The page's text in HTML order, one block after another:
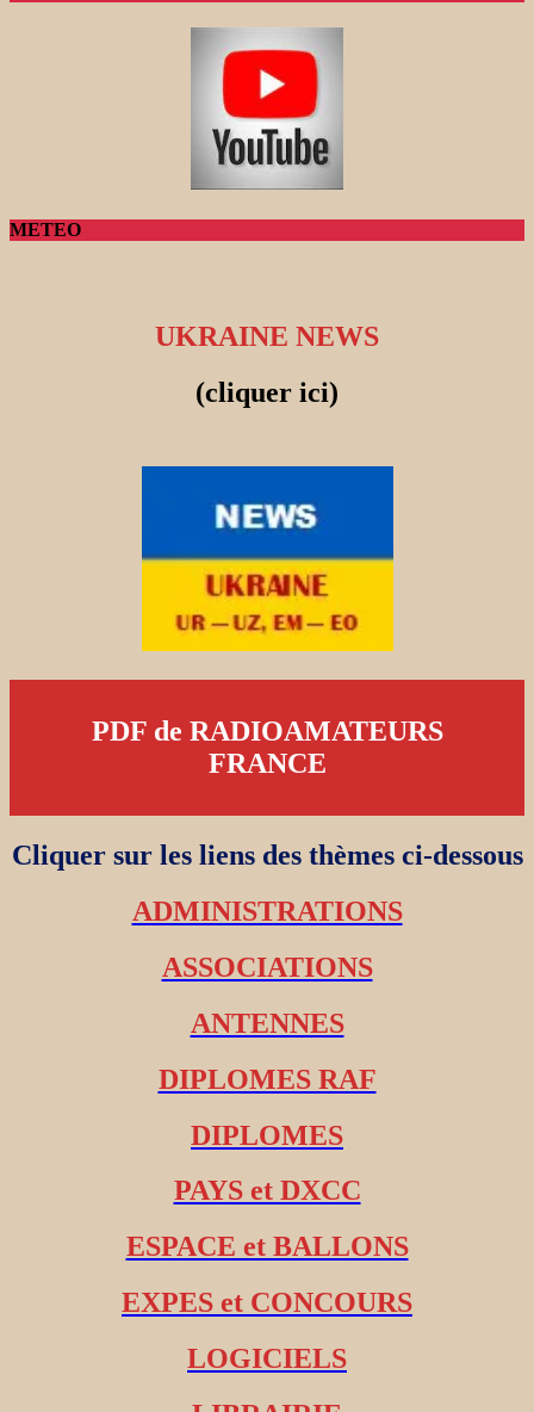
METEO
UKRAINE NEWS
(cliquer ici)
PDF de RADIOAMATEURS
FRANCE
Cliquer sur les liens des thèmes ci-dessous
ADMINISTRATIONS
ASSOCIATIONS
ANTENNES
DIPLOMES RAF
DIPLOMES
PAYS et DXCC
ESPACE et BALLONS
EXPES et CONCOURS
LOGICIELS